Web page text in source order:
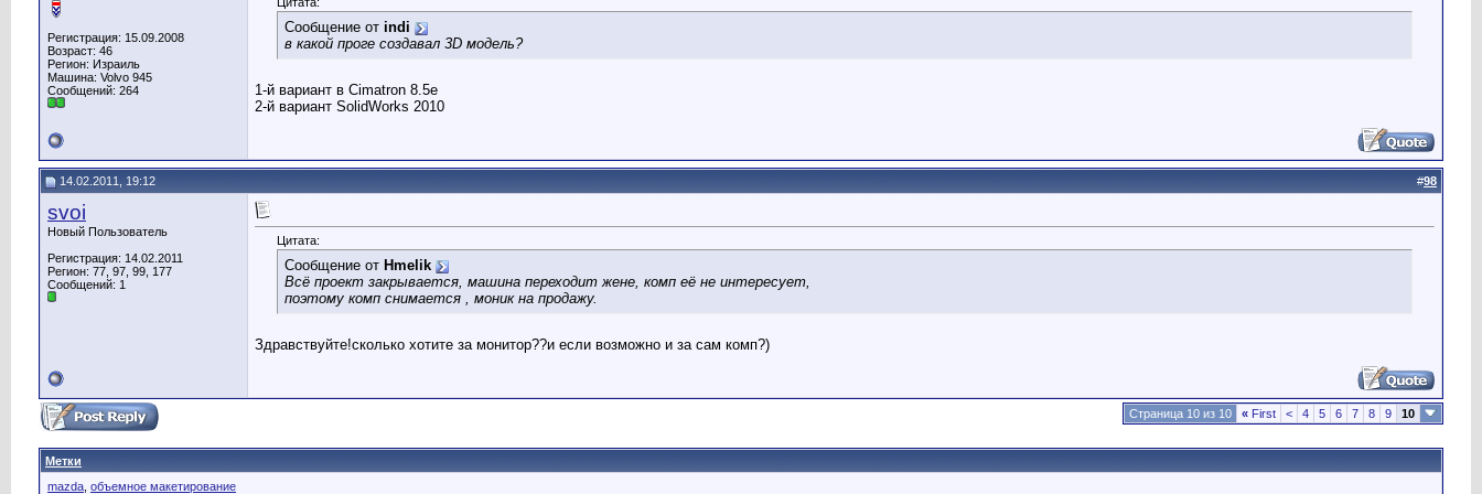
Регистрация: 15.09.2008
Возраст: 46
Регион: Израиль
Машина: Volvo 945
Сообщений: 264
Сообщение от indi
в какой проге создавал 3D модель?
1-й вариант в Cimatron 8.5e
2-й вариант SolidWorks 2010
14.02.2011, 19:12 #98
svoi
Новый Пользователь
Регистрация: 14.02.2011
Регион: 77, 97, 99, 177
Сообщений: 1
Цитата:
Сообщение от Hmelik
Всё проект закрывается, машина переходит жене, комп её не интересует,
поэтому комп снимается , моник на продажу.
Здравствуйте!сколько хотите за монитор??и если возможно и за сам комп?)
Страница 10 из 10 « First < 4 5 6 7 8 9 10
Метки
mazda объемное макетирование